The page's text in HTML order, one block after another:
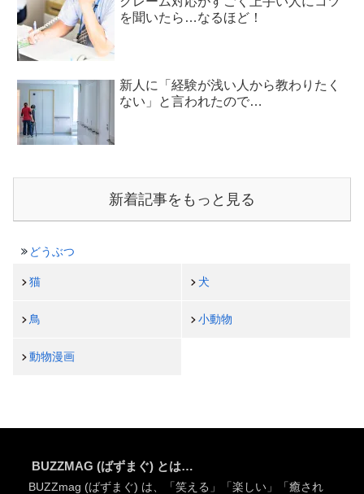
を聞いたら…なるほど！
新人に「経験が浅い人から教わりたく
ない」と言われたので…
新着記事をもっと見る
どうぶつ
猫 犬
鳥 小動物
動物漫画
BUZZMAG (ばずまぐ) とは…
BUZZmag (ばずまぐ) は、「笑える」「楽しい」「癒され